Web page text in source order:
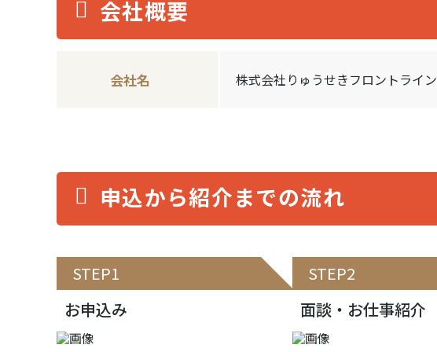
会社概要
会社名 株式会社りゅうせきフロントライン
申込から紹介までの流れ
STEP1
お申込み
STEP2
面談・お仕事紹介